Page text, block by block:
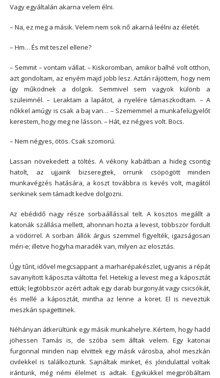
Vagy egyáltalán akarna velem élni.
– Na, ez meg a másik. Velem nem sok nő akarná leélni az életét.
– Hm… És mit teszel ellene?
– Semmit – vontam vállat. – Kiskoromban, amikor balhé volt otthon,
azt gondoltam, az enyém majd jobb lesz. Aztán rájöttem, hogy nem
így működnek a dolgok. Semmivel sem vagyok különb a
szüleimnél. – Leraktam a lapátot, a nyelére támaszkodtam. – A
nőkkel amúgy is csak a baj van… – Szememmel a munkafelügyelőt
kerestem, hogy meg ne lásson. – Hát, ez négyes volt. Bocs.
– Nem négyes, ötös. Csak szomorú.
Lassan növekedett a töltés. A vékony kabátban a hideg csontig
hatolt, az ujjaink bizseregtek, orrunk csöpögött minden
munkavégzés hatására, a koszt továbbra is kevés volt, magától
senkinek sem támadt kedve dolgozni.
Az ebédidő nagy része sorbaállással telt. A kosztos megállt a
katonák szállása mellett, ahonnan hozta a levest, többször fordult
a vödörrel. A sorban állók árgus szemmel figyelték, igazságosan
méri-e; illetve hogyha maradék van, milyen az elosztás.
Úgy tűnt, idővel megcsappant a marharépakészlet, ugyanis a répát
savanyított káposzta váltotta fel. Hetekig a levest meg a káposztát
ettük; legtöbbször azért adtak egy darab burgonyát vagy csicsókát,
és mellé a káposztát, mintha az lenne a köret. El is neveztük
meszkán spagettinek.
Néhányan átkerültünk egy másik munkahelyre. Kértem, hogy hadd
jöhessen Tamás is, de szóba sem álltak velem. Egy katonai
furgonnal minden nap elvittek egy másik városba, ahol meszkán
civilekkel is találkoztunk. Sajnáltak minket, és jóindulattal voltak
irántunk, még némi élelmet is adtak. Egyikükkel megpróbáltam